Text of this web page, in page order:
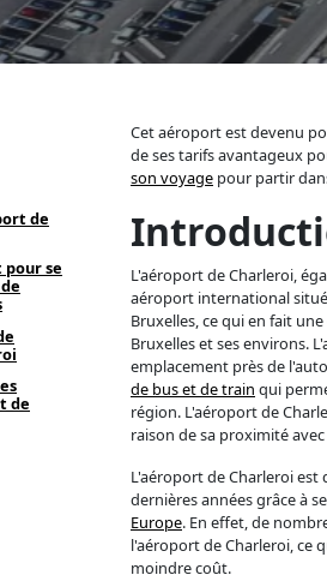
de
se
de
Cet aéroport est devenu
de ses tarifs avantageux
son voyage pour partir
L'aéroport de Charleroi,
aéroport international
Bruxelles, ce qui en fait
Bruxelles et ses environs.
emplacement près de
de bus et de train qui
région. L'aéroport de
raison de sa proximité
L'aéroport de Charleroi
dernières années grâce à
Europe. En effet, de
l'aéroport de Charleroi, ce
moindre coût.